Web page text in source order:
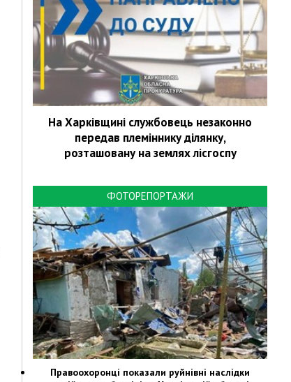
На Харківщині службовець незаконно
передав племіннику ділянку,
розташовану на землях лісгоспу
ФОТОРЕПОРТАЖИ
Правоохоронці показали руйнівні наслідки